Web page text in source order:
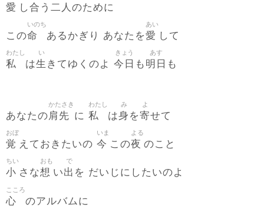
愛 し合 う 二人 のために
この命
いのち
あるかぎり あなたを愛
あい
して
私
わたし
は生
い
きてゆくのよ 今日
きょう
も 明日
あす
も
あなたの肩先
かたさき
に 私
わたし
は身
み
を寄
よ
せて
覚
おぼ
えておきたいの 今
いま
この夜
よる
のこと
小
ちい
さな想
おも
い出
で
を だいじにしたいのよ
心
こころ
のアルバムに